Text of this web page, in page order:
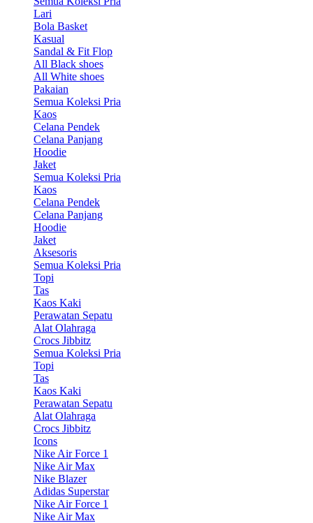
Lari
Bola Basket
Kasual
Sandal & Fit Flop
All Black shoes
All White shoes
Pakaian
Semua Koleksi Pria
Kaos
Celana Pendek
Celana Panjang
Hoodie
Jaket
Semua Koleksi Pria
Kaos
Celana Pendek
Celana Panjang
Hoodie
Jaket
Aksesoris
Semua Koleksi Pria
Topi
Tas
Kaos Kaki
Perawatan Sepatu
Alat Olahraga
Crocs Jibbitz
Semua Koleksi Pria
Topi
Tas
Kaos Kaki
Perawatan Sepatu
Alat Olahraga
Crocs Jibbitz
Icons
Nike Air Force 1
Nike Air Max
Nike Blazer
Adidas Superstar
Nike Air Force 1
Nike Air Max